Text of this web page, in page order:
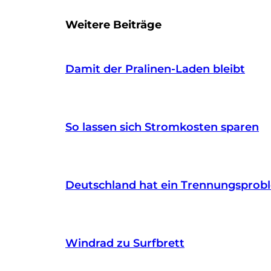
Weitere Beiträge
Damit der Pralinen-Laden bleibt
So lassen sich Stromkosten sparen
Deutschland hat ein
Windrad zu Surfbrett